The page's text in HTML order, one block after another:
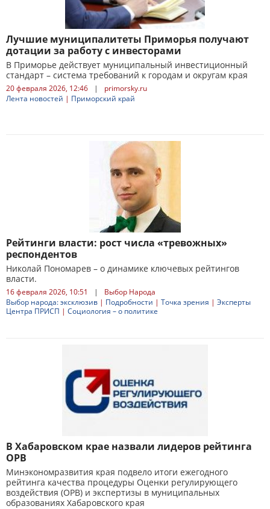
Лучшие муниципалитеты Приморья получают
дотации за работу с инвесторами
В Приморье действует муниципальный инвестиционный
стандарт – система требований к городам и округам края
20 февраля 2026, 12:46 |
primorsky.ru
Лента новостей | Приморский край
Рейтинги власти: рост числа «тревожных»
респондентов
Николай Пономарев – о динамике ключевых рейтингов
власти.
16 февраля 2026, 10:51 |
Выбор Народа
Выбор народа: эксклюзив | Подробности | Точка зрения | Эксперты
Центра ПРИСП | Социология – о политике
В Хабаровском крае назвали лидеров рейтинга
ОРВ
Минэкономразвития края подвело итоги ежегодного
рейтинга качества процедуры Оценки регулирующего
воздействия (ОРВ) и экспертизы в муниципальных
образованиях Хабаровского края